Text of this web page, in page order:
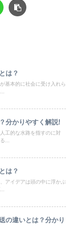
は？
基本的に社会に受け入れら
分かりやすく解説!
工的な水路を指すのに対
...
は？
アイデアは頭の中に浮かぶ
の違いとは？分かり